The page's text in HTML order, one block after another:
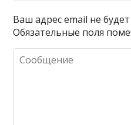
Ваш адрес email не
Обязательные поля